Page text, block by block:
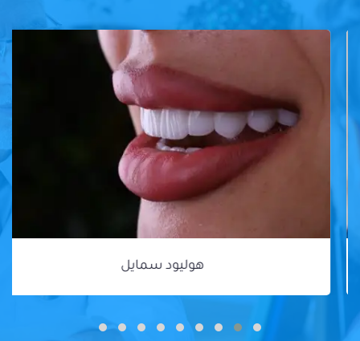
هوليود سمايل